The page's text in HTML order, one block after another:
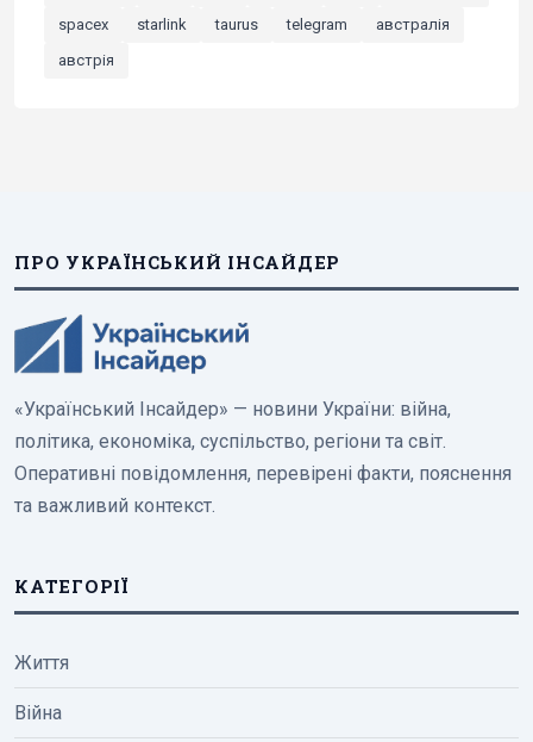
spacex
starlink taurus telegram
австралія
австрія
ПРО УКРАЇНСЬКИЙ ІНСАЙДЕР
«Український Інсайдер» — новини України: війна,
політика, економіка, суспільство, регіони та світ.
Оперативні повідомлення, перевірені факти, пояснення
та важливий контекст.
КАТЕГОРІЇ
Життя
Війна